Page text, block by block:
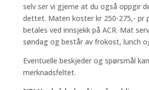
selv ser vi gjerne at du også oppgir
dettet. Maten koster kr 250-275,- pr
betales ved innsjekk på ACR. Mat
søndag og består av frokost, lunch
Eventuelle beskjeder og spørsmål
merknadsfeltet.